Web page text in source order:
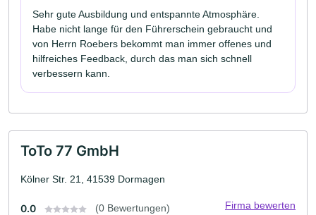
Sehr gute Ausbildung und entspannte Atmosphäre.
Habe nicht lange für den Führerschein gebraucht und
von Herrn Roebers bekommt man immer offenes und
hilfreiches Feedback, durch das man sich schnell
verbessern kann.
ToTo 77 GmbH
Kölner Str. 21, 41539 Dormagen
0.0 (0 Bewertungen) Firma bewerten